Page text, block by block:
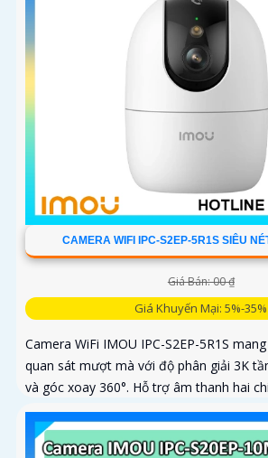
CAMERA WIFI IPC-S2EP-5R1S SIÊU
Giá Bán: 00 ₫
Giá Khuyến Mại: 5%-35%
Camera WiFi IMOU IPC-S2EP-5R1S
quan sát mượt mà với độ phân giải 3K
và góc xoay 360°. Hỗ trợ âm thanh hai
với một chạm và lưu trữ thẻ nhớ tới